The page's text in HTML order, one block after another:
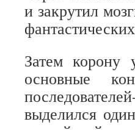
и закрутил
Затем корону
основные
выделился